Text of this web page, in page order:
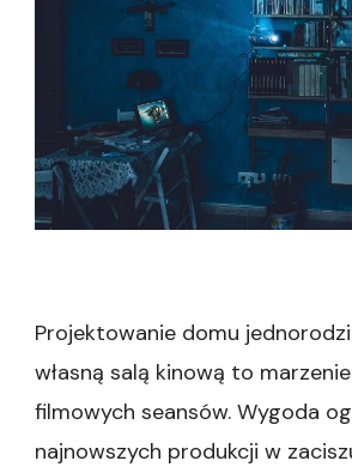
Projektowanie domu
własną salą kinową to
filmowych seansów. Wygoda
najnowszych produkcji w